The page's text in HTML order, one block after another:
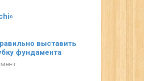
выставить
фундамента